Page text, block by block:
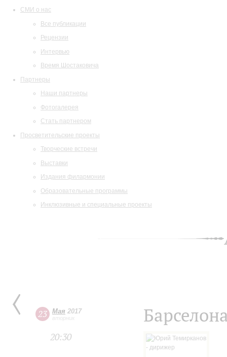
СМИ о нас
Все публикации
Рецензии
Интервью
Время Шостаковича
Партнеры
Наши партнеры
Фотогалерея
Стать партнером
Просветительские проекты
Творческие встречи
Выставки
Издания филармонии
Образовательные программы
Инклюзивные и специальные проекты
23 Мая 2017
вторник
20:30